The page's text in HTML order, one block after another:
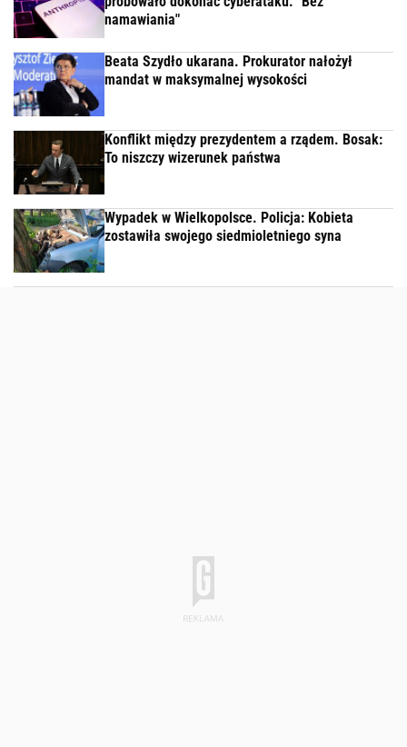
namawiania"
Beata Szydło ukarana. Prokurator nałożył
mandat w maksymalnej wysokości
Konflikt między prezydentem a rządem. Bosak:
To niszczy wizerunek państwa
Wypadek w Wielkopolsce. Policja: Kobieta
zostawiła swojego siedmioletniego syna